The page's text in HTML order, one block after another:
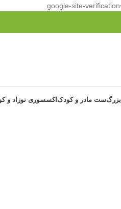
google-site-
ست مادر و کودکاکسسوری نوزاد و